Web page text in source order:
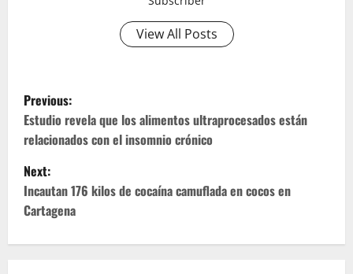
View All Posts
P
o
s
t
n
Previous:
Estudio revela que los alimentos ultraprocesados están
relacionados con el insomnio crónico
Next:
Incautan 176 kilos de cocaína camuflada en cocos en
Cartagena